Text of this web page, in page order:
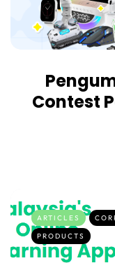
Contest
ARTICLES
PRODUCTS